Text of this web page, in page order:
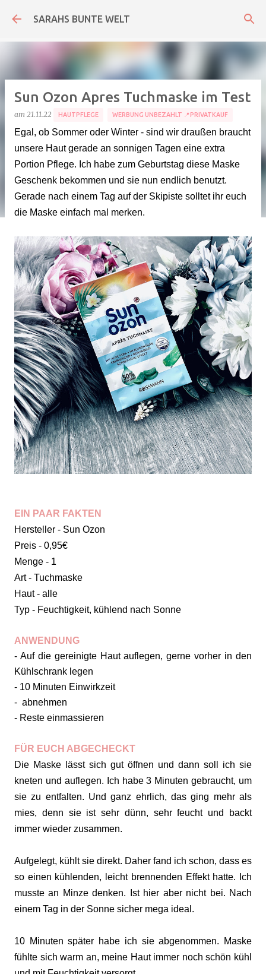
Direkt zum Hauptbereich
SARAHS BUNTE WELT
Sun Ozon Apres Tuchmaske im Test
am 21.11.22 HAUTPFLEGE WERBUNG UNBEZAHLT 📍PRIVATKAUF
Egal, ob Sommer oder Winter - sind wir draußen braucht
unsere Haut gerade an sonnigen Tagen eine extra
Portion Pflege. Ich habe zum Geburtstag diese Maske
Geschenk bekommen und sie nun endlich benutzt.
Gerade nach einem Tag auf der Skipiste solltet ihr euch
die Maske einfach mal merken.
EIN PAAR FAKTEN
Hersteller - Sun Ozon
Preis - 0,95€
Menge - 1
Art - Tuchmaske
Haut - alle
Typ - Feuchtigkeit, kühlend nach Sonne
ANWENDUNG
- Auf die gereinigte Haut auflegen, gerne vorher in den
Kühlschrank legen
- 10 Minuten Einwirkzeit
- abnehmen
- Reste einmassieren
FÜR EUCH ABGECHECKT
Die Maske lässt sich gut öffnen und dann soll ich sie
kneten und auflegen. Ich habe 3 Minuten gebraucht, um
sie zu entfalten. Und ganz ehrlich, das ging mehr als
mies, denn sie ist sehr dünn, sehr feucht und backt
immer wieder zusammen.
Aufgelegt, kühlt sie direkt. Daher fand ich schon, dass es
so einen kühlenden, leicht brennenden Effekt hatte. Ich
musste an Minze denken. Ist hier aber nicht bei. Nach
einem Tag in der Sonne sicher mega ideal.
10 Minuten später habe ich sie abgenommen. Maske
fühlte sich warm an, meine Haut immer noch schön kühl